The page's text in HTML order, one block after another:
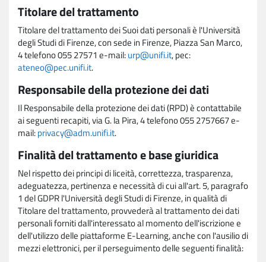
Titolare del trattamento
Titolare del trattamento dei Suoi dati personali è l'Università
degli Studi di Firenze, con sede in Firenze, Piazza San Marco,
4 telefono 055 27571 e-mail:urp@unifi.it, pec:
ateneo@pec.unifi.it.
Responsabile della protezione dei dati
Il Responsabile della protezione dei dati (RPD) è contattabile
ai seguenti recapiti, via G. la Pira, 4 telefono 055 2757667 e-
mail:privacy@adm.unifi.it.
Finalità del trattamento e base giuridica
Nel rispetto dei principi di liceità, correttezza, trasparenza,
adeguatezza, pertinenza e necessità di cui all'art. 5, paragrafo
1 del GDPR l'Università degli Studi di Firenze, in qualità di
Titolare del trattamento, provvederà al trattamento dei dati
personali forniti dall'interessato al momento dell'iscrizione e
dell'utilizzo delle piattaforme E-Learning, anche con l'ausilio di
mezzi elettronici, per il perseguimento delle seguenti finalità: